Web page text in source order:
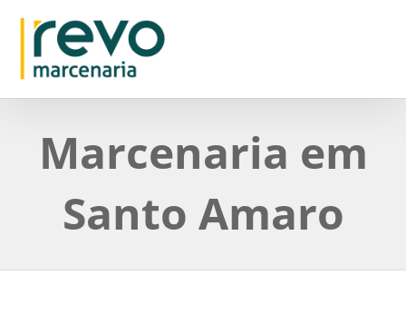
Marcenaria em
Santo Amaro